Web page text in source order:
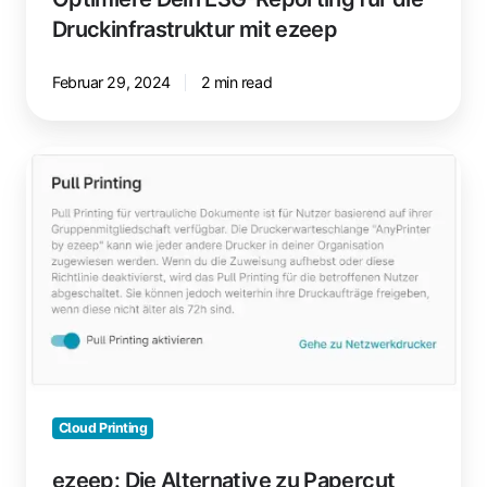
Druckinfrastruktur mit ezeep
Februar 29, 2024 2 min read
Alternative
Papercut
Pocket,
Cloud Printing
ezeep: Die Alternative zu Papercut